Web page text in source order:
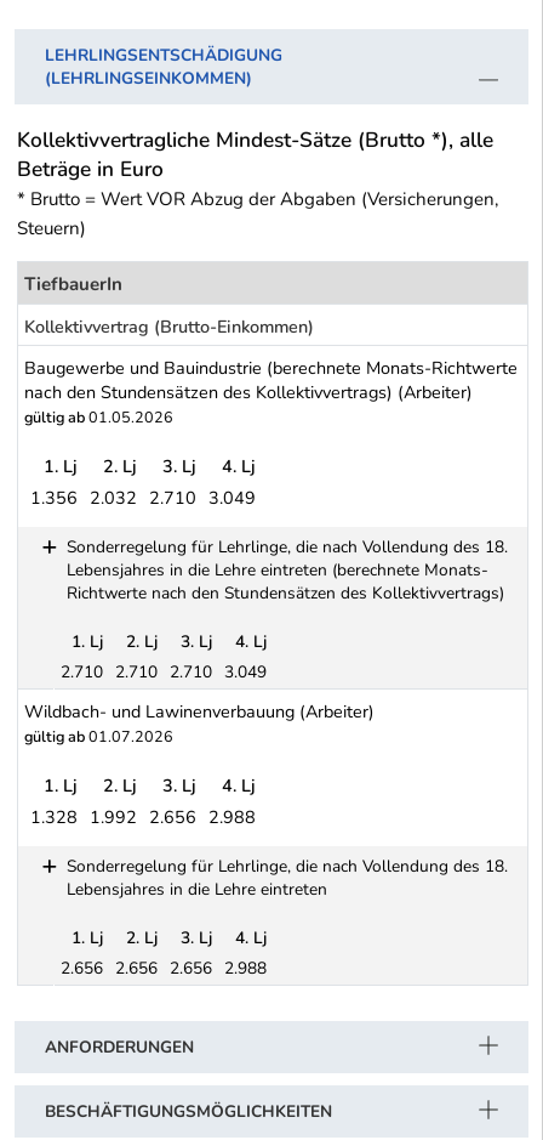
LEHRLINGSENTSCHÄDIGUNG
(LEHRLINGSEINKOMMEN)
Kollektivvertragliche Mindest-Sätze (Brutto *), alle
Beträge in Euro
* Brutto = Wert VOR Abzug der Abgaben (Versicherungen,
Steuern)
TiefbauerIn
Kollektivvertrag (Brutto-Einkommen)
Baugewerbe und Bauindustrie (berechnete Monats-Richtwerte
nach den Stundensätzen des Kollektivvertrags) (Arbeiter)
gültig ab01.05.2026
1. Lj 2. Lj 3. Lj
4. Lj
1.356 2.032 2.710 3.049
Sonderregelung für Lehrlinge, die nach Vollendung des 18.
Lebensjahres in die Lehre eintreten (berechnete Monats-
Richtwerte nach den Stundensätzen des Kollektivvertrags)
Sonderregelung für Lehrlinge, die nach Vollendung des 18.
1. Lj 2. Lj 3. Lj
4. Lj
2.710 2.710 2.710 3.049
Wildbach- und Lawinenverbauung (Arbeiter)
gültig ab01.07.2026
1. Lj 2. Lj 3. Lj
4. Lj
1.328 1.992 2.656 2.988
Sonderregelung für Lehrlinge, die nach Vollendung des 18.
Lebensjahres in die Lehre eintreten
1. Lj 2. Lj 3. Lj
4. Lj
2.656 2.656 2.656 2.988
ANFORDERUNGEN
BESCHÄFTIGUNGSMÖGLICHKEITEN